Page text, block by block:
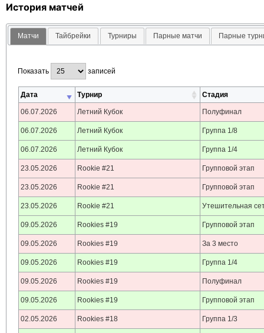
История матчей
Матчи Тайбрейки Турниры Парные матчи Парные
Показать записей
Дата Турнир Стадия
06.07.2026 Летний Кубок Полуфинал
06.07.2026 Летний Кубок Группа 1/8
06.07.2026 Летний Кубок Группа 1/4
23.05.2026 Rookie #21 Групповой этап
23.05.2026 Rookie #21 Групповой этап
23.05.2026 Rookie #21 Утешительная
09.05.2026 Rookies #19 Групповой этап
09.05.2026 Rookies #19 За 3 место
09.05.2026 Rookies #19 Группа 1/4
09.05.2026 Rookies #19 Полуфинал
09.05.2026 Rookies #19 Групповой этап
02.05.2026 Rookies #18 Группа 1/3